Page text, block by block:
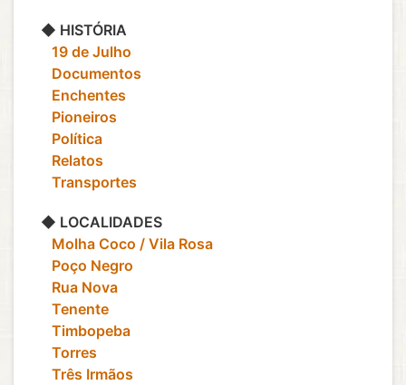
◆ HISTÓRIA
‎ ‎ ‎ 19 de Julho
‎ ‎ ‎ Documentos
‎ ‎ ‎ Enchentes
‎ ‎ ‎ Pioneiros
‎ ‎ ‎ Política
‎ ‎ ‎ Relatos
‎ ‎ ‎ Transportes
◆ LOCALIDADES
‎ ‎ ‎ Molha Coco / Vila Rosa
‎ ‎ ‎ Poço Negro
‎ ‎ ‎ Rua Nova
‎ ‎ ‎ Tenente
‎ ‎ ‎ Timbopeba
‎ ‎ ‎ Torres
‎ ‎ ‎ Três Irmãos